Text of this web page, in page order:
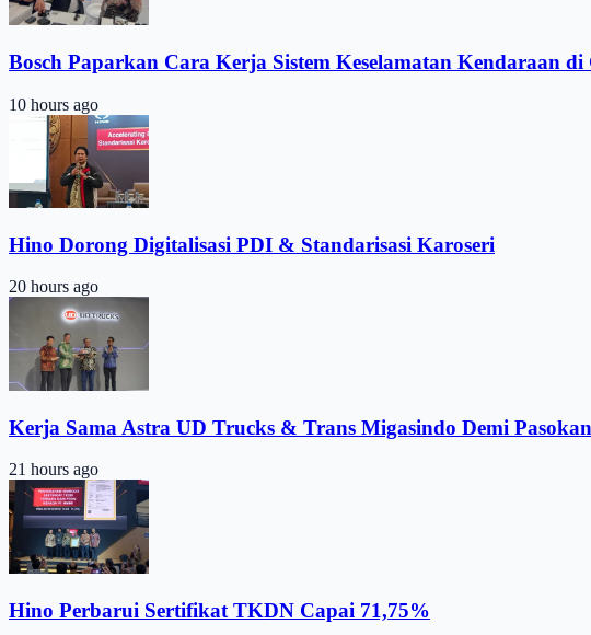
Bosch Paparkan Cara Kerja Sistem Keselamatan Kendaraan di
10 hours ago
Hino Dorong Digitalisasi PDI & Standarisasi Karoseri
20 hours ago
Kerja Sama Astra UD Trucks & Trans Migasindo Demi
21 hours ago
Hino Perbarui Sertifikat TKDN Capai 71,75%